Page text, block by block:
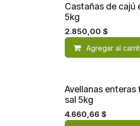
Castañas de cajú
5kg
2.850,00 $
Agregar al
Avellanas
sal 5kg
4.660,66 $